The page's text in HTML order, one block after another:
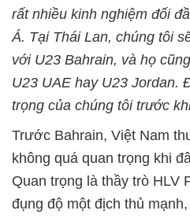
rất nhiều kinh nghiệm đối
Á. Tại Thái Lan, chúng tôi
với U23 Bahrain, và họ
U23 UAE hay U23 Jordan.
trọng của chúng tôi trước
Trước Bahrain, Việt Nam
không quá quan trọng khi
Quan trọng là thầy trò HLV
đụng độ một địch thủ